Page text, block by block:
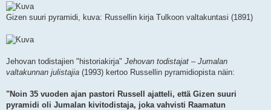
e
s
t
Gizen suuri pyramidi, kuva: Russellin kirja Tulkoon valtakuntasi (1891)
Jehovan todistajien "historiakirja" Jehovan todistajat – Jumalan
valtakunnan julistajia (1993) kertoo Russellin pyramidiopista näin:
"Noin 35 vuoden ajan pastori Russell ajatteli, että Gizen suuri
pyramidi oli Jumalan kivitodistaja, joka vahvisti Raamatun